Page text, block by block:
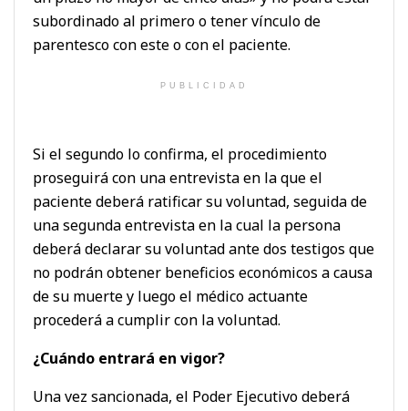
subordinado al primero o tener vínculo de
parentesco con este o con el paciente.
PUBLICIDAD
Si el segundo lo confirma, el procedimiento
proseguirá con una entrevista en la que el
paciente deberá ratificar su voluntad, seguida de
una segunda entrevista en la cual la persona
deberá declarar su voluntad ante dos testigos que
no podrán obtener beneficios económicos a causa
de su muerte y luego el médico actuante
procederá a cumplir con la voluntad.
¿Cuándo entrará en vigor?
Una vez sancionada, el Poder Ejecutivo deberá